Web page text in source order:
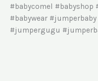
#babycomel #babyshop
#babywear
#jumpergugu